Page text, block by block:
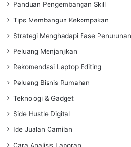
Panduan Pengembangan Skill
Tips Membangun Kekompakan
Strategi Menghadapi Fase Penurunan
Peluang Menjanjikan
Rekomendasi Laptop Editing
Peluang Bisnis Rumahan
Teknologi & Gadget
Side Hustle Digital
Ide Jualan Camilan
Cara Analisis Laporan